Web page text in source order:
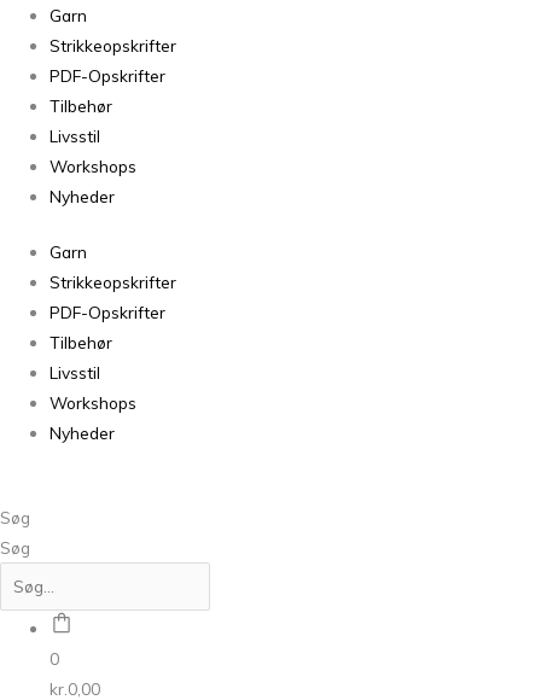
Garn
Strikkeopskrifter
PDF-Opskrifter
Tilbehør
Livsstil
Workshops
Nyheder
Garn
Strikkeopskrifter
PDF-Opskrifter
Tilbehør
Livsstil
Workshops
Nyheder
Søg
Søg
0
kr. 0,00
efter
seneste